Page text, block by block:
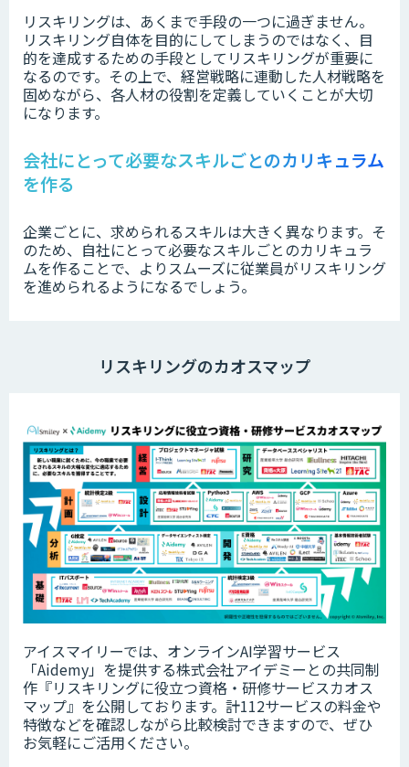
リスキリングは、あくまで手段の一つに過ぎません。
リスキリング自体を目的にしてしまうのではなく、目
的を達成するための手段としてリスキリングが重要に
なるのです。その上で、経営戦略に連動した人材戦略を
固めながら、各人材の役割を定義していくことが大切
になります。
会社にとって必要なスキルごとのカリキュラム
を作る
企業ごとに、求められるスキルは大きく異なります。そ
のため、自社にとって必要なスキルごとのカリキュラ
ムを作ることで、よりスムーズに従業員がリスキリング
を進められるようになるでしょう。
リスキリングのカオスマップ
アイスマイリーでは、オンラインAI学習サービス
「Aidemy」を提供する株式会社アイデミーとの共同制
作『リスキリングに役立つ資格・研修サービスカオス
マップ』を公開しております。計112サービスの料金や
特徴などを確認しながら比較検討できますので、ぜひ
お気軽にご活用ください。